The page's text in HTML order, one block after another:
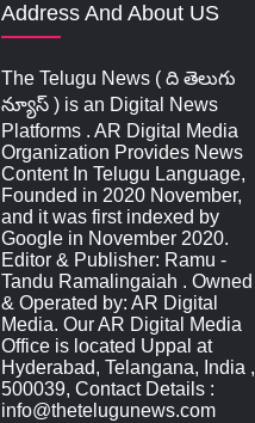
Address And About US
The Telugu News ( ది తెలుగు
న్యూస్‌ ) is an Digital News
Platforms . AR Digital Media
Organization Provides News
Content In Telugu Language,
Founded in 2020 November,
and it was first indexed by
Google in November 2020.
Editor & Publisher: Ramu -
Tandu Ramalingaiah . Owned
& Operated by: AR Digital
Media. Our AR Digital Media
Office is located Uppal at
Hyderabad, Telangana, India ,
500039, Contact Details :
info@thetelugunews.com